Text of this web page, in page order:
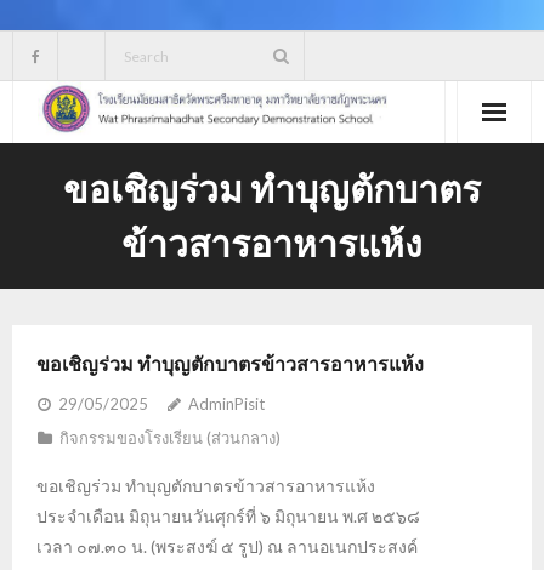
content
ขอเชิญร่วม ทำบุญตักบาตร
ข้าวสารอาหารแห้ง
ขอเชิญร่วม ทำบุญตักบาตรข้าวสารอาหารแห้ง
29/05/2025
AdminPisit
กิจกรรมของโรงเรียน (ส่วนกลาง)
ขอเชิญร่วม ทำบุญตักบาตรข้าวสารอาหารแห้ง
ประจำเดือน มิถุนายนวันศุกร์ที่ ๖ มิถุนายน พ.ศ ๒๕๖๘
เวลา ๐๗.๓๐ น. (พระสงฆ์ ๕ รูป) ณ ลานอเนกประสงค์